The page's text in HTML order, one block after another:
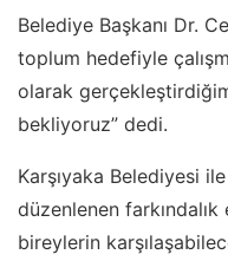
Belediye Başkanı Dr.
toplum hedefiyle
olarak
bekliyoruz” dedi.
Karşıyaka Belediyesi
düzenlenen
bireylerin